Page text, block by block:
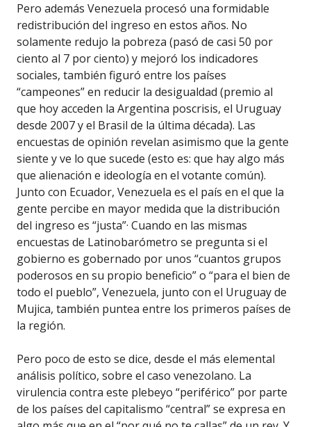
Pero además Venezuela procesó una formidable
redistribución del ingreso en estos años. No
solamente redujo la pobreza (pasó de casi 50 por
ciento al 7 por ciento) y mejoró los indicadores
sociales, también figuró entre los países
“campeones” en reducir la desigualdad (premio al
que hoy acceden la Argentina poscrisis, el Uruguay
desde 2007 y el Brasil de la última década). Las
encuestas de opinión revelan asimismo que la gente
siente y ve lo que sucede (esto es: que hay algo más
que alienación e ideología en el votante común).
Junto con Ecuador, Venezuela es el país en el que la
gente percibe en mayor medida que la distribución
del ingreso es “justa”· Cuando en las mismas
encuestas de Latinobarómetro se pregunta si el
gobierno es gobernado por unos “cuantos grupos
poderosos en su propio beneficio” o “para el bien de
todo el pueblo”, Venezuela, junto con el Uruguay de
Mujica, también puntea entre los primeros países de
la región.
Pero poco de esto se dice, desde el más elemental
análisis político, sobre el caso venezolano. La
virulencia contra este plebeyo “periférico” por parte
de los países del capitalismo “central” se expresa en